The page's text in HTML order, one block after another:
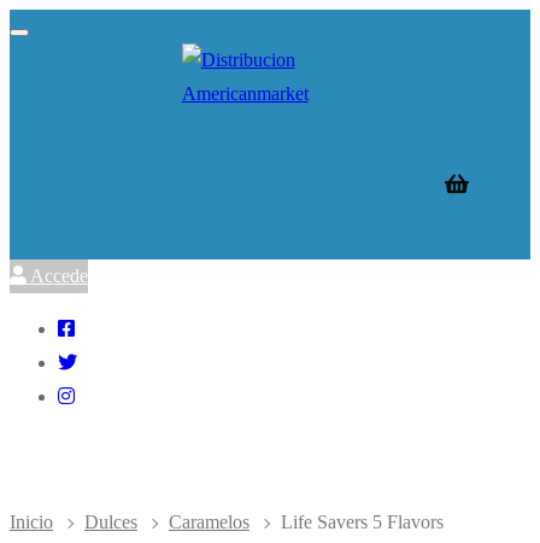
Ir
Menú
Cerrar
Accede
Inicio Dulces Caramelos
Life Savers 5 Flavors